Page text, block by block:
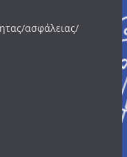
ασφάλειας/